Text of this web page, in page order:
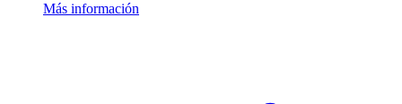
Más información